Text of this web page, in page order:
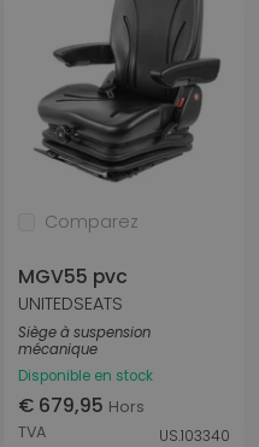
Comparez
MGV55 pvc
UNITEDSEATS
Siège à suspension
mécanique
Disponible en stock
€ 679,95 Hors
TVA
US.103340